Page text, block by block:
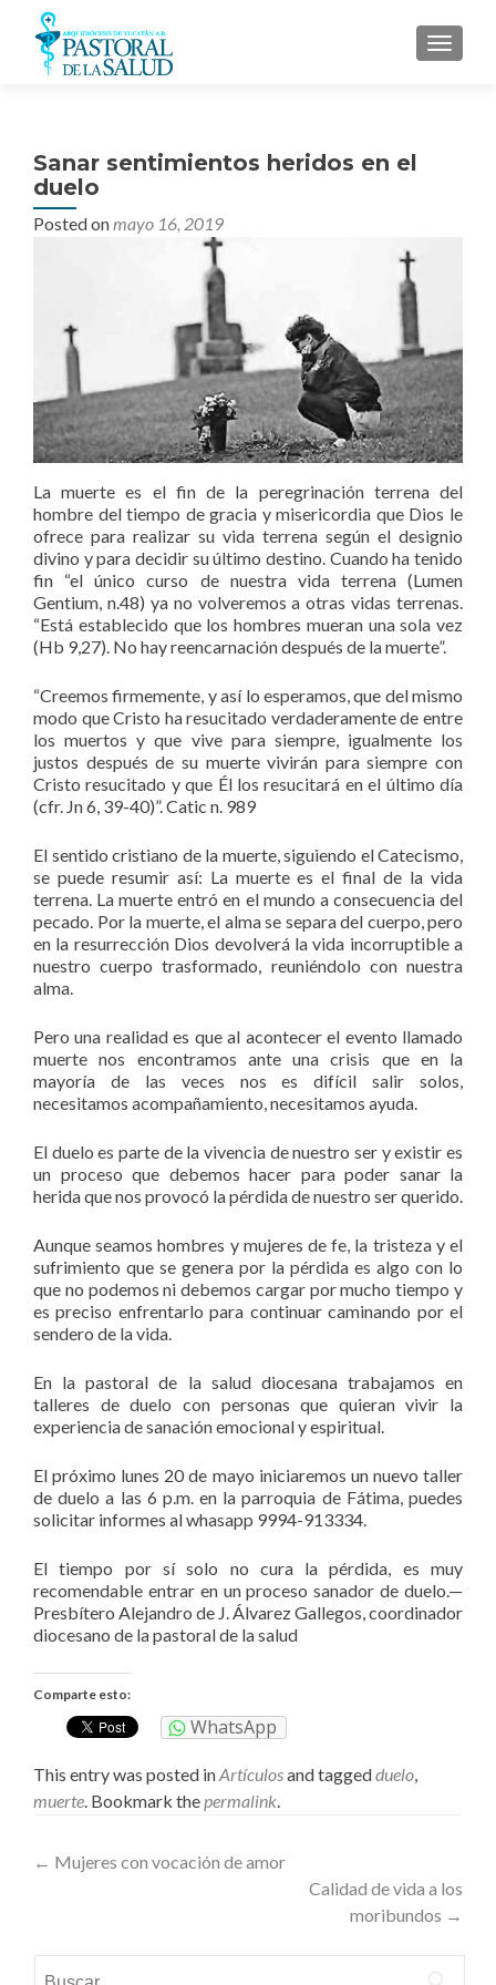
MENU
Sanar sentimientos heridos en el
duelo
Posted onmayo 16, 2019
La muerte es el fin de la peregrinación terrena del
hombre del tiempo de gracia y misericordia que Dios le
ofrece para realizar su vida terrena según el designio
divino y para decidir su último destino. Cuando ha tenido
fin “el único curso de nuestra vida terrena (Lumen
Gentium, n.48) ya no volveremos a otras vidas terrenas.
“Está establecido que los hombres mueran una sola vez
(Hb 9,27). No hay reencarnación después de la muerte”.
“Creemos firmemente, y así lo esperamos, que del mismo
modo que Cristo ha resucitado verdaderamente de entre
los muertos y que vive para siempre, igualmente los
justos después de su muerte vivirán para siempre con
Cristo resucitado y que Él los resucitará en el último día
(cfr. Jn 6, 39-40)”. Catic n. 989
El sentido cristiano de la muerte, siguiendo el Catecismo,
se puede resumir así: La muerte es el final de la vida
terrena. La muerte entró en el mundo a consecuencia del
pecado. Por la muerte, el alma se separa del cuerpo, pero
en la resurrección Dios devolverá la vida incorruptible a
nuestro cuerpo trasformado, reuniéndolo con nuestra
alma.
Pero una realidad es que al acontecer el evento llamado
muerte nos encontramos ante una crisis que en la
mayoría de las veces nos es difícil salir solos,
necesitamos acompañamiento, necesitamos ayuda.
El duelo es parte de la vivencia de nuestro ser y existir es
un proceso que debemos hacer para poder sanar la
herida que nos provocó la pérdida de nuestro ser querido.
Aunque seamos hombres y mujeres de fe, la tristeza y el
sufrimiento que se genera por la pérdida es algo con lo
que no podemos ni debemos cargar por mucho tiempo y
es preciso enfrentarlo para continuar caminando por el
sendero de la vida.
En la pastoral de la salud diocesana trabajamos en
talleres de duelo con personas que quieran vivir la
experiencia de sanación emocional y espiritual.
El próximo lunes 20 de mayo iniciaremos un nuevo taller
de duelo a las 6 p.m. en la parroquia de Fátima, puedes
solicitar informes al whasapp 9994-913334.
El tiempo por sí solo no cura la pérdida, es muy
recomendable entrar en un proceso sanador de duelo.—
Presbítero Alejandro de J. Álvarez Gallegos, coordinador
diocesano de la pastoral de la salud
Comparte esto:
WhatsApp
This entry was posted inArtículosand taggedduelo
muerte . Bookmark the permalink
Post
← Mujeres con vocación de amor
Calidad de vida a los
moribundos →